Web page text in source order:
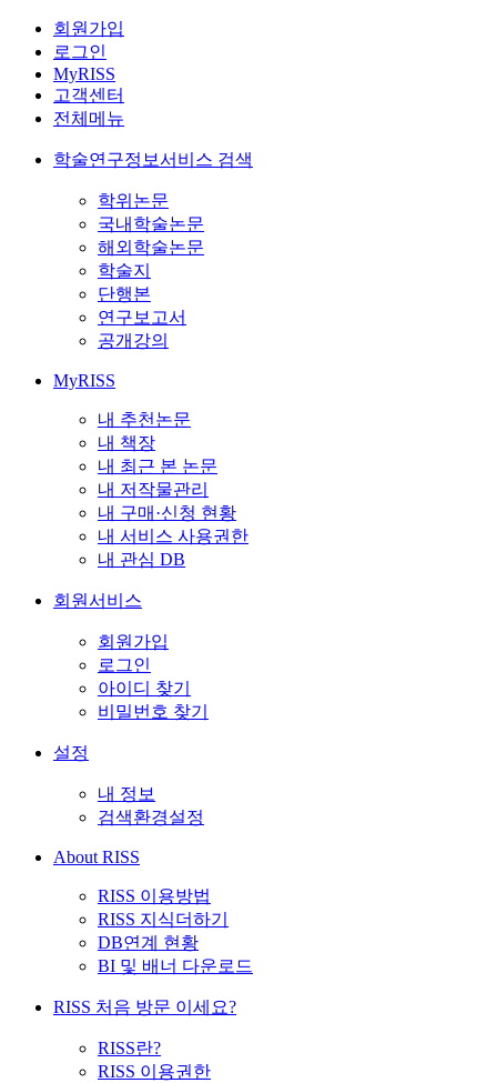
회원가입
로그인
MyRISS
고객센터
전체메뉴
학술연구정보서비스 검색
학위논문
국내학술논문
해외학술논문
학술지
단행본
연구보고서
공개강의
MyRISS
내 추천논문
내 책장
내 최근 본 논문
내 저작물관리
내 구매·신청 현황
내 서비스 사용권한
내 관심 DB
회원서비스
회원가입
로그인
아이디 찾기
비밀번호 찾기
설정
내 정보
검색환경설정
About RISS
RISS 이용방법
RISS 지식더하기
DB연계 현황
BI 및 배너 다운로드
RISS 처음 방문 이세요?
RISS란?
RISS 이용권한